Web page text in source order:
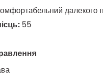
далекого
55